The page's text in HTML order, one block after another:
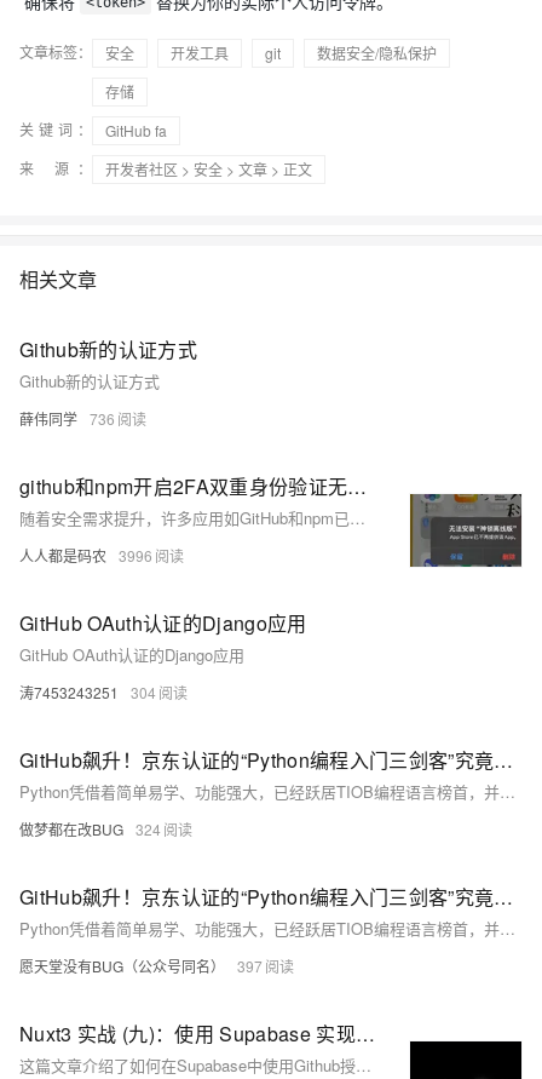
文章标签： 安全 开发工具 git
数据安全/隐私保护
存储
关键词：
GitHub fa
来 源：
开发者社区 > 安全 > 文章 > 正文
相关文章
Github新的认证方式
Github新的认证方式
薛伟同学 736
github和npm开启2FA双重身份验证无法登陆
随着安全需求提升，许多应用如GitHub和npm已强制启用2FA（双重身份验证）。2FA通过用户名、密码及动态验证码增强账号安全性。若手机丢失或TOTP应用失效，可使用开启2FA时生成的recovery code登录并重新绑定。推荐使用大厂的TOTP工具，如Microsoft Authenticator、Google Authenticator等，避免小应用停服风险。若无备份码，只能通过人工申诉找回账号。
人人都是码农 3996
GitHub OAuth认证的Django应用
GitHub OAuth认证的Django应用
涛7453243251 304
GitHub飙升！京东认证的“Python编程入门三剑客”究竟好在哪？
Python凭借着简单易学、功能强大，已经跃居TIOB编程语言榜首，并且已经开始了它的霸榜之旅。如何选择一套适合自己的Python学习教程，是每个Python爱好者面临的首要问题。
做梦都在改BUG 324
GitHub飙升！京东认证的“Python编程入门三剑客”究竟好在哪？
Python凭借着简单易学、功能强大，已经跃居TIOB编程语言榜首，并且已经开始了它的霸榜之旅。如何选择一套适合自己的Python学习教程，是每个Python爱好者面临的首要问题。 今天给小伙伴们带来的是图灵&京东认证的“Python编程入门三剑客”，先看《Python编程从入门到实践》，打好Python入门的底子；再看《Python编程快速上手》，增强用Python处理工作中实际问题的能力；最后看《Python极客项目编程》，用充满想象力的实战案例，充分理解Python编程的奥秘，完成从小白到大神的进化。
愿天堂没有BUG（公众号同名） 397
Nuxt3 实战 (九)：使用 Supabase 实现 Github 认证鉴权
这篇文章介绍了如何在Supabase中使用Github授权登录并实现用户身份验证。文章首先说明了Supabase采用postgresql的Row Level Security（RLS）机制来控制不同用户对数据表访问权限的重要性，然后详细介绍了配置Github OAuth Apps的过程，包括创建新的OAuth应用、填写项目信息、设置回调URL等步骤。接着，文章展示了在Nuxt3中实现登录界面的代码示例，最后总结了通过本教程可以学习到的技能，并预告了下一篇文章将介绍如何在Nuxt3中创建RESTful风格API并结合Supabase数据库完成CURD操作。